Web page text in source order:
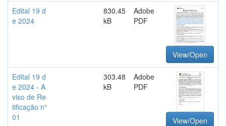
Edital 19 d
e 2024
830.45
kB
Adobe
PDF
View/Open
Edital 19 d
e 2024 - A
viso de Re
tificação n°
01
303.48
kB
Adobe
PDF
View/Open